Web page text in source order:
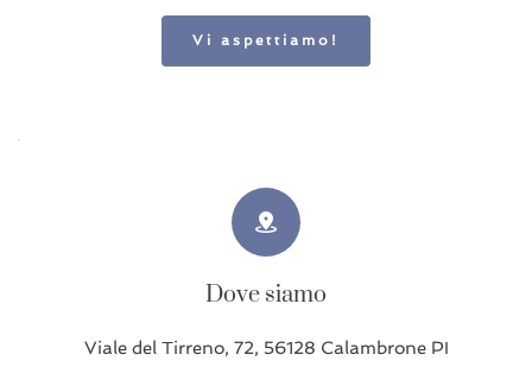
Vi aspettiamo!
Dove siamo
Viale del Tirreno, 72, 56128 Calambrone PI